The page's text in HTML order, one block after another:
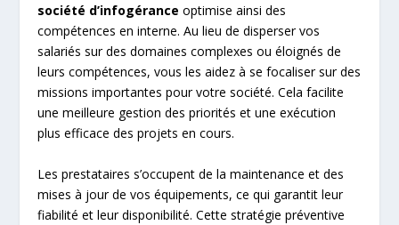
société d’infogérance optimise ainsi des
compétences en interne. Au lieu de disperser vos
salariés sur des domaines complexes ou éloignés de
leurs compétences, vous les aidez à se focaliser sur des
missions importantes pour votre société. Cela facilite
une meilleure gestion des priorités et une exécution
plus efficace des projets en cours.
Les prestataires s’occupent de la maintenance et des
mises à jour de vos équipements, ce qui garantit leur
fiabilité et leur disponibilité. Cette stratégie préventive